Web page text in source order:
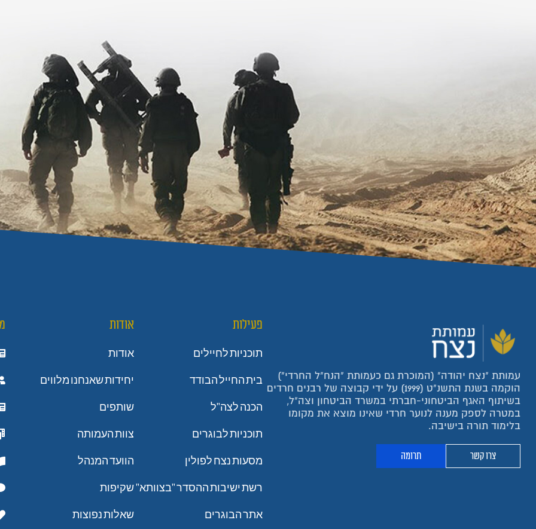
עמותת "נצח יהודה" (המוכרת גם כעמותת "הנח"ל החרדי")
הוקמה בשנת התשנ"ט (1999) על ידי קבוצה של רבנים חרדים
בשיתוף האגף הביטחוני-חברתי במשרד הביטחון וצה"ל,
במטרה לספק מענה לנוער חרדי שאינו מוצא את מקומו
בלימוד תורה בישיבה.
צרו קשר תרומה
פעילות
תוכניות לחיילים
בית החייל הבודד
הכנה לצה"ל
תוכניות לבוגרים
מסעות נצח לפולין
רשת ישיבות ההסדר "בצוותא"
אתר הבוגרים
אודות
אודות
יחידות שאנחנו מלווים
שותפים
צוות העמותה
הוועד המנהל
שקיפות
שאלות נפוצות